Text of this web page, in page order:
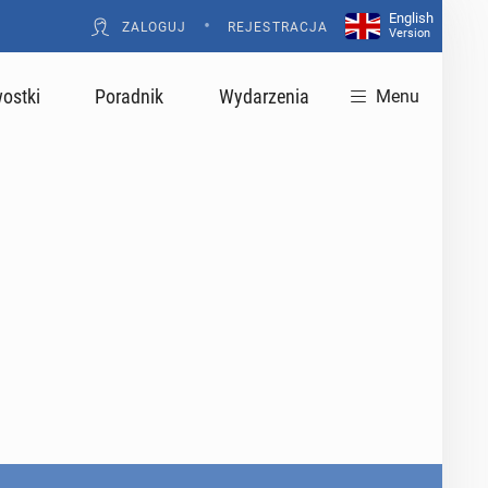
ZALOGUJ • REJESTRACJA
English
Version
Poradnik Wydarzenia Menu